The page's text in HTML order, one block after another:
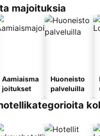
majoituksia
Aamiaisma
joitukset
Huoneisto
palveluilla